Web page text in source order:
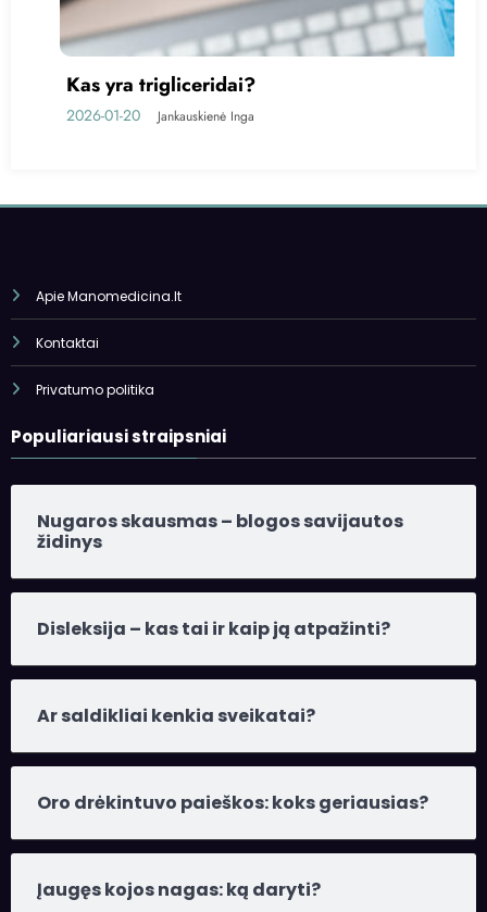
Apie Manomedicina.lt
Kontaktai
Privatumo politika
Populiariausi straipsniai
Nugaros skausmas – blogos savijautos
židinys
Disleksija – kas tai ir kaip ją atpažinti?
Ar saldikliai kenkia sveikatai?
Oro drėkintuvo paieškos: koks geriausias?
Įaugęs kojos nagas: ką daryti?